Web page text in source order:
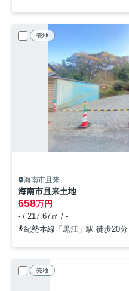
売地
海南市且来
海南市且来土地
658万円
- / 217.67㎡ / -
紀勢本線「黒江」駅 徒歩20分
売地